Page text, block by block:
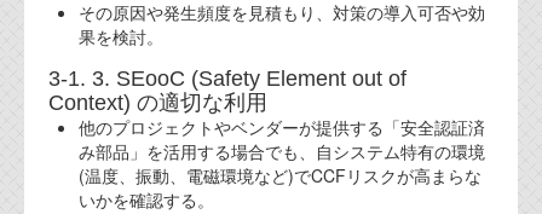
その原因や発生頻度を見積もり、対策の導入可否や効
果を検討。
3-1. 3. SEooC (Safety Element out of
Context) の適切な利用
他のプロジェクトやベンダーが提供する「安全認証済
み部品」を活用する場合でも、自システム特有の環境
(温度、振動、電磁環境など)でCCFリスクが高まらな
いかを確認する。